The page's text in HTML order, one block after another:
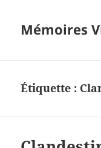
Mémoires
Étiquette :